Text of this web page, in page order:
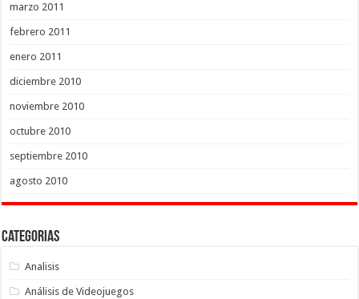
marzo 2011
febrero 2011
enero 2011
diciembre 2010
noviembre 2010
octubre 2010
septiembre 2010
agosto 2010
Categorias
Analisis
Análisis de Videojuegos